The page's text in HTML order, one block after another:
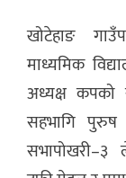
खोटेहाङ
माध्यमिक
अध्यक्ष कपको
सहभागि पुरुष